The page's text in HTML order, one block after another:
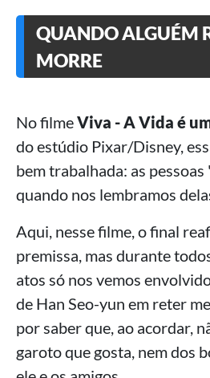
QUANDO ALGUÉM
MORRE
No filmeViva - A Vida é
do estúdio Pixar/Disney,
bem trabalhada: as
quando nos lembramos
Aqui, nesse filme, o final
premissa, mas durante
atos só nos vemos
de Han Seo-yun em reter
por saber que, ao acordar,
garoto que gosta, nem dos